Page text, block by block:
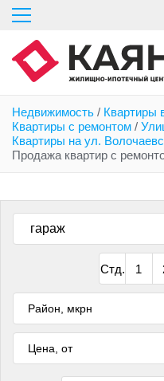
Перейти
основному
содержанию
Недвижимость / Квартиры
Квартиры с ремонтом /
Квартиры на ул.
Продажа квартир с
Стд. 1